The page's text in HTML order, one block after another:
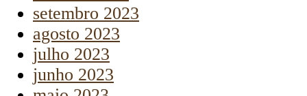
setembro 2023
agosto 2023
julho 2023
junho 2023